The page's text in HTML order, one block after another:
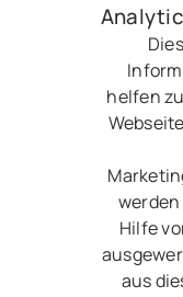
helfen
Hilfe
aus